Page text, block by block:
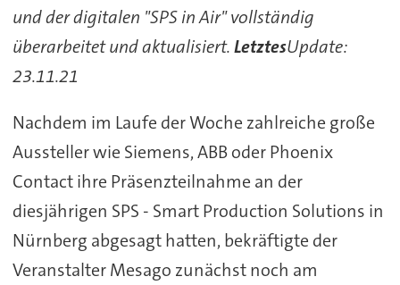
und der digitalen "SPS in Air" vollständig
überarbeitet und aktualisiert.LetztesUpdate:
23.11.21
Nachdem im Laufe der Woche zahlreiche große
Aussteller wie Siemens, ABB oder Phoenix
Contact ihre Präsenzteilnahme an der
diesjährigen SPS - Smart Production Solutions in
Nürnberg abgesagt hatten, bekräftigte der
Veranstalter Mesago zunächst noch am